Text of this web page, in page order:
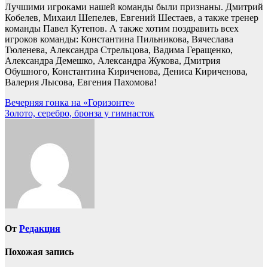
Лучшими игроками нашей команды были признаны. Дмитрий
Кобелев, Михаил Шепелев, Евгений Шестаев, а также тренер
команды Павел Кутепов. А также хотим поздравить всех
игроков команды: Константина Пильникова, Вячеслава
Тюленева, Александра Стрельцова, Вадима Геращенко,
Александра Демешко, Александра Жукова, Дмитрия
Обушного, Константина Кириченова, Дениса Кириченова,
Валерия Лысова, Евгения Пахомова!
Навигация
по
Вечерняя гонка на «Горизонте»
Золото, серебро, бронза у гимнасток
От Редакция
Похожая запись